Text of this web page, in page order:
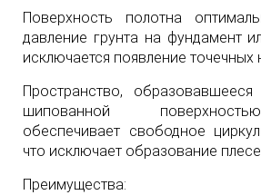
Поверхность полотна
давление грунта на фундамент
исключается появление точечных
Пространство,
шипованной
обеспечивает свободное
что исключает образование
Преимущества: